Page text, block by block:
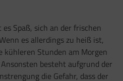
Spaß, sich an der frischen
es allerdings zu heiß ist,
kühleren Stunden am Morgen
besteht aufgrund der
die Gefahr, dass der